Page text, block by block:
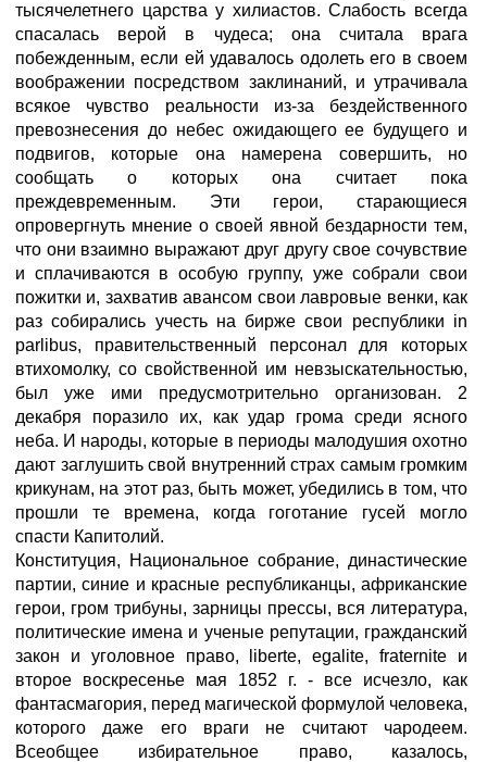
тысячелетнего царства у хилиастов. Слабость всегда
спасалась верой в чудеса; она считала врага
побежденным, если ей удавалось одолеть его в своем
воображении посредством заклинаний, и утрачивала
всякое чувство реальности из-за бездейственного
превознесения до небес ожидающего ее будущего и
подвигов, которые она намерена совершить, но
сообщать о которых она считает пока
преждевременным. Эти герои, старающиеся
опровергнуть мнение о своей явной бездарности тем,
что они взаимно выражают друг другу свое сочувствие
и сплачиваются в особую группу, уже собрали свои
пожитки и, захватив авансом свои лавровые венки, как
раз собирались учесть на бирже свои республики in
parlibus, правительственный персонал для которых
втихомолку, со свойственной им невзыскательностью,
был уже ими предусмотрительно организован. 2
декабря поразило их, как удар грома среди ясного
неба. И народы, которые в периоды малодушия охотно
дают заглушить свой внутренний страх самым громким
крикунам, на этот раз, быть может, убедились в том, что
прошли те времена, когда гоготание гусей могло
спасти Капитолий.
Конституция, Национальное собрание, династические
партии, синие и красные республиканцы, африканские
герои, гром трибуны, зарницы прессы, вся литература,
политические имена и ученые репутации, гражданский
закон и уголовное право, liberte, egalite, fraternite и
второе воскресенье мая 1852 г. - все исчезло, как
фантасмагория, перед магической формулой человека,
которого даже его враги не считают чародеем.
Всеобщее избирательное право, казалось,